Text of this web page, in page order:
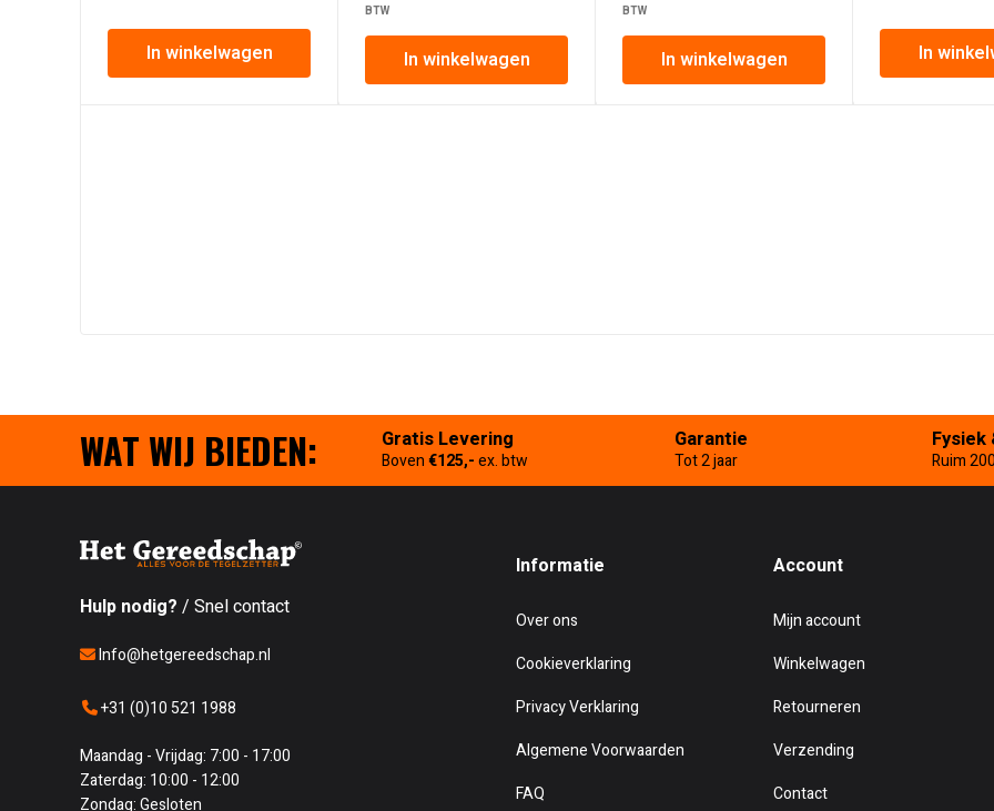
was:
€ 156,84€ 129,62.
prijs
is:
€ 141,16€ 116,66.
In winkelwagen
was:
€ 3.185,40€ 2.632,56.
prijs
is:
€ 2.998,95€ 2.478,47.
BTW
In winkelwagen
was:
€ 3.388,00€ 2.800,00.
prijs
is:
€ 2.995,95€ 2.475,99.
BTW
In winkelwagen In
WAT WIJ BIEDEN: Gratis Levering
Boven€125,-ex. btw
Garantie
Tot 2 jaar
Fysiek
Ruim
Hulp nodig? / Snel contact
Info@hetgereedschap.nl
+31 (0)10 521 1988
Maandag - Vrijdag: 7:00 - 17:00
Zaterdag: 10:00 - 12:00
Zondag: Gesloten
Informatie
Over ons
Cookieverklaring
Privacy Verklaring
Algemene Voorwaarden
FAQ
Account
Mijn account
Winkelwagen
Retourneren
Verzending
Contact